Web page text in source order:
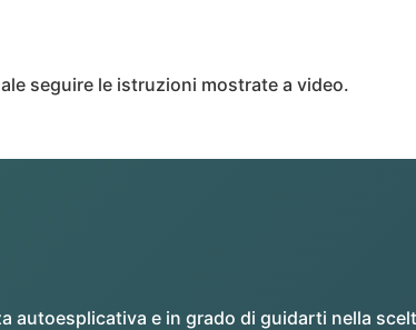
seguire le istruzioni mostrate a video.
autoesplicativa e in grado di guidarti nella